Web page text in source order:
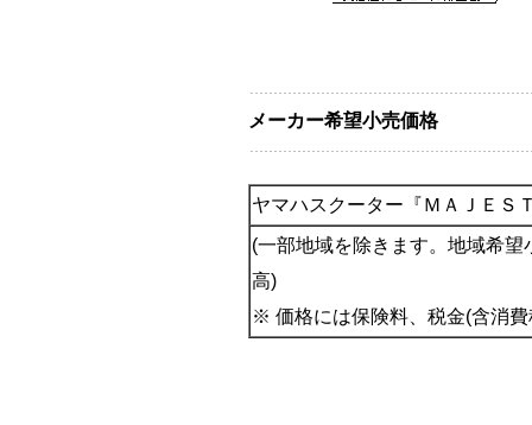
メーカー希望小売価格
ヤマハスクーター『ＭＡＪＥＳ
(一部地域を除きます。地域希
高)
※ 価格には保険料、税金(含消